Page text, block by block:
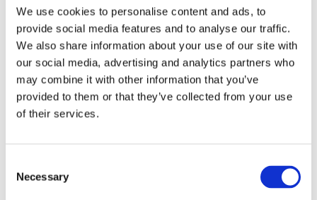
We use cookies to personalise content and ads, to
provide social media features and to analyse our traffic.
We also share information about your use of our site with
our social media, advertising and analytics partners who
may combine it with other information that you’ve
provided to them or that they’ve collected from your use
of their services.
Selection
Necessary
Storaffären: Kongsberg
Propulsion